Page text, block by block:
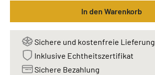
In den Warenkorb
Sichere und kostenfreie Lieferung
Inklusive Echtheitszertifikat
Sichere Bezahlung